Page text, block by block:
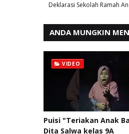
Deklarasi Sekolah Ramah
ANDA MUNGKIN
VIDEO
Puisi "Teriakan Anak
Dita Salwa kelas 9A